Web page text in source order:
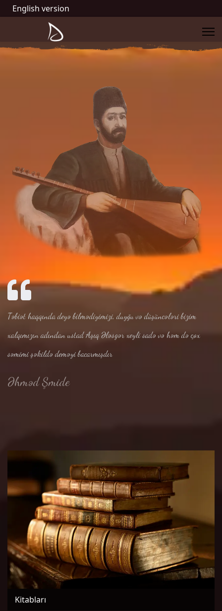
English version
Təbiət haqqında deyə bilmədiyimizi, duyğu və düşüncələri bizim
xalqımızın adından ustad Aşıq Ələsgər xeyli sadə və həm də çox
səmimi şəkildə deməyi bacarmışdır
Əhməd Şmide
Kitabları